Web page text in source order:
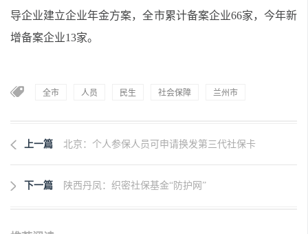
导企业建立企业年金方案，全市累计备案企业66家，今年新
增备案企业13家。
全市 人员 民生 社会保障 兰州市
上一篇 北京：个人参保人员可申请换发第三代社保卡
下一篇 陕西丹凤：织密社保基金“防护网”